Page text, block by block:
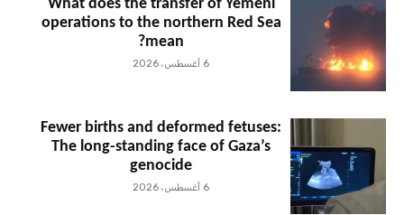
What does the transfer of Yemeni
operations to the northern Red Sea
mean?
6 أغسطس، 2026
Fewer births and deformed fetuses:
The long-standing face of Gaza’s
genocide
6 أغسطس، 2026